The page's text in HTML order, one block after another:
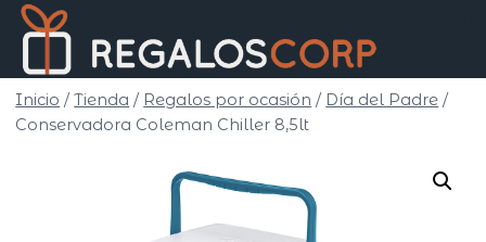
Saltar
contenido
Inicio / Tienda / Regalos por ocasión / Día del Padre /
Conservadora Coleman Chiller 8,5lt